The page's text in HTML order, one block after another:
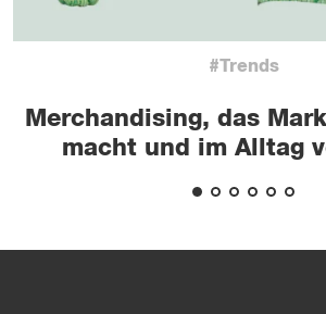
#Trends
Merchandising, das
macht und im Alltag